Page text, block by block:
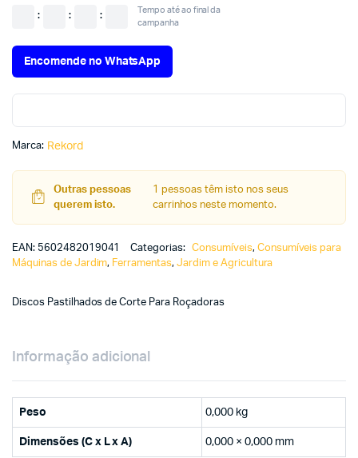
: : :
Tempo até ao final da
campanha
Encomende no WhatsApp
Marca: Rekord
Outras pessoas
querem isto.
1 pessoas têm isto nos seus
carrinhos neste momento.
EAN: 5602482019041 Categorias: Consumíveis, Consumíveis para
Máquinas de Jardim, Ferramentas,Jardim e Agricultura
Discos Pastilhados de Corte Para Roçadoras
Informação adicional
Peso 0,000 kg
Dimensões (C x L x A) 0,000 × 0,000 mm